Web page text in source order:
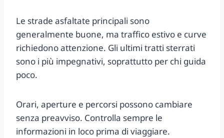
Le strade asfaltate principali sono
generalmente buone, ma traffico estivo e curve
richiedono attenzione. Gli ultimi tratti sterrati
sono i più impegnativi, soprattutto per chi guida
poco.
Orari, aperture e percorsi possono cambiare
senza preavviso. Controlla sempre le
informazioni in loco prima di viaggiare.